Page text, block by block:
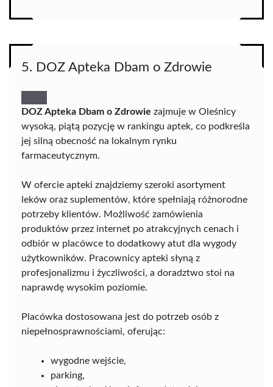
5. DOZ Apteka Dbam o Zdrowie
DOZ Apteka Dbam o Zdrowie zajmuje w Oleśnicy
wysoką, piątą pozycję w rankingu aptek, co podkreśla
jej silną obecność na lokalnym rynku
farmaceutycznym.
W ofercie apteki znajdziemy szeroki asortyment
leków oraz suplementów, które spełniają różnorodne
potrzeby klientów. Możliwość zamówienia
produktów przez internet po atrakcyjnych cenach i
odbiór w placówce to dodatkowy atut dla wygody
użytkowników. Pracownicy apteki słyną z
profesjonalizmu i życzliwości, a doradztwo stoi na
naprawdę wysokim poziomie.
Placówka dostosowana jest do potrzeb osób z
niepełnosprawnościami, oferując:
wygodne wejście,
parking,